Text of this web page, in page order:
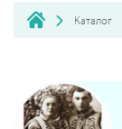
Каталог